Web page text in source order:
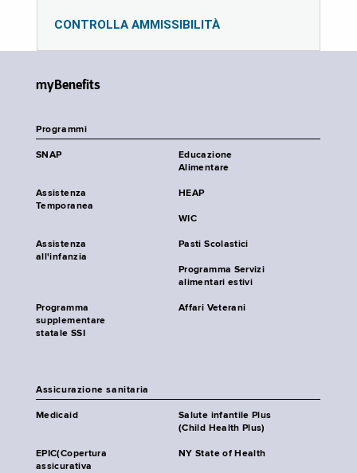
CONTROLLA AMMISSIBILITÀ
myBenefits
Programmi
SNAP
Educazione
Alimentare
Assistenza
Temporanea
HEAP
WIC
Assistenza
all'infanzia
Pasti Scolastici
Programma Servizi
alimentari estivi
Programma
supplementare
statale SSI
Affari Veterani
Assicurazione sanitaria
Medicaid
Salute infantile Plus
(Child Health Plus)
EPIC(Copertura
assicurativa
NY State of Health